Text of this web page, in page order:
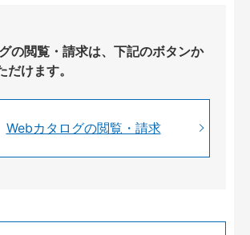
の閲覧・請求は、下記のボタンか
だけます。
Webカタログの閲覧・請求